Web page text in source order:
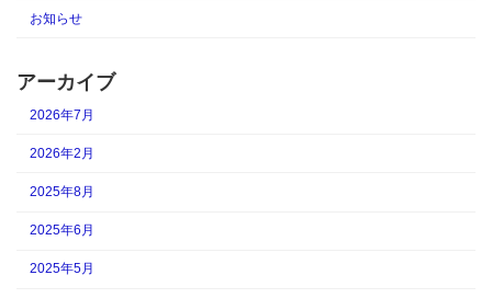
お知らせ
アーカイブ
2026年7月
2026年2月
2025年8月
2025年6月
2025年5月